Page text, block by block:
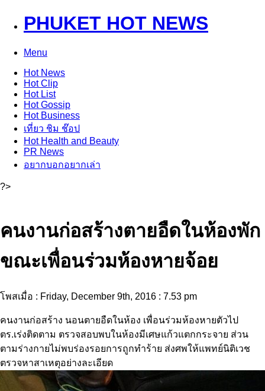
PHUKET HOT NEWS
Menu
HotNews
HotClip
HotList
HotGossip
HotBusiness
เที่ยว ชิม ช๊อป
HotHealth and Beauty
PR News
อยากบอกอยากเล่า
?>
คนงานก่อสร้างตายอืดในห้องพัก
ขณะเพื่อนร่วมห้องหายจ้อย
โพสเมื่อ : Friday, December 9th, 2016 : 7.53 pm
คนงานก่อสร้าง นอนตายอืดในห้อง เพื่อนร่วมห้องหายตัวไป
ตร.เร่งติดตาม ตรวจสอบพบในห้องมีเศษแก้วแตกกระจาย ส่วน
ตามร่างกายไม่พบร่องรอยการถูกทำร้าย ส่งศพให้แพทย์นิติเวช
ตรวจหาสาเหตุอย่างละเอียด